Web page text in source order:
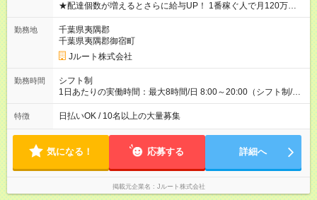
★配達個数が増えるとさらに給与UP！ 1番稼ぐ人で月120万ほ
ど！ ・主要都市エリア 月収55万円／週5日稼働 月収65万~112
万円／週6日稼働 ・地方郊外エリア 月収40万円／週5日稼働 月
収40万円~50万円／週6日稼働 ＜モデルイメージ＞ ■月収50万
円 (27歳男性/江東区在住)※元建築関係 1日150個配達×25日勤務
(日休み) ■月収80万円(43歳男性/墨田区在住)※元営業 1日200個
勤務地
千葉県夷隅郡
千葉県夷隅郡御宿町
Jルート株式会社
勤務時間
シフト制
1日あたりの実働時間：最大8時間/日 8:00～20:00（シフト制/実
働8時間） ※週5日勤務（場所次第では週4も有り） ※配達状況に
よって時間外での勤務可能性有り ※案件により多少の前後あり
特徴 日払いOK / 10名以上の大量募集
気になる！ 応募する 詳細へ
掲載元企業名 Jルート株式会社